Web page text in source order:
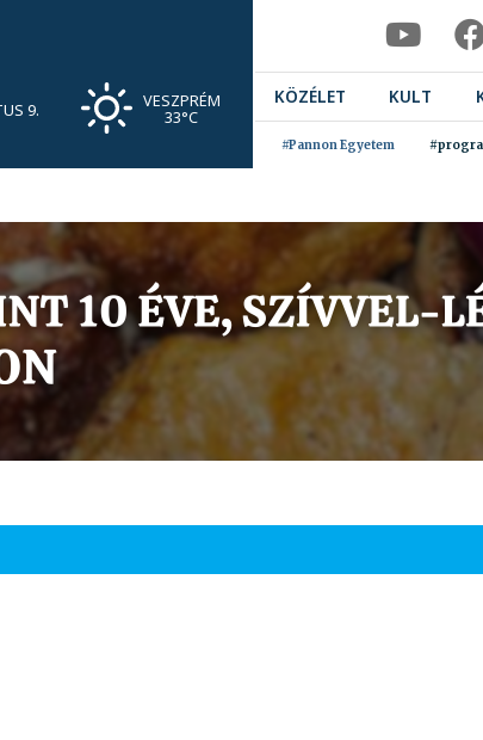
9. VESZPRÉM
33°C
KÖZÉLET KULT
#Pannon Egyetem